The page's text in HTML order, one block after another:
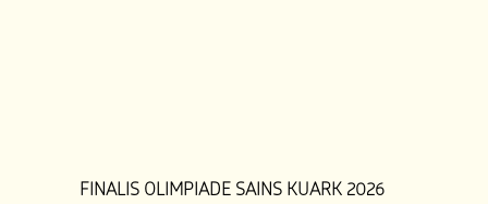
FINALIS OLIMPIADE SAINS KUARK 2026